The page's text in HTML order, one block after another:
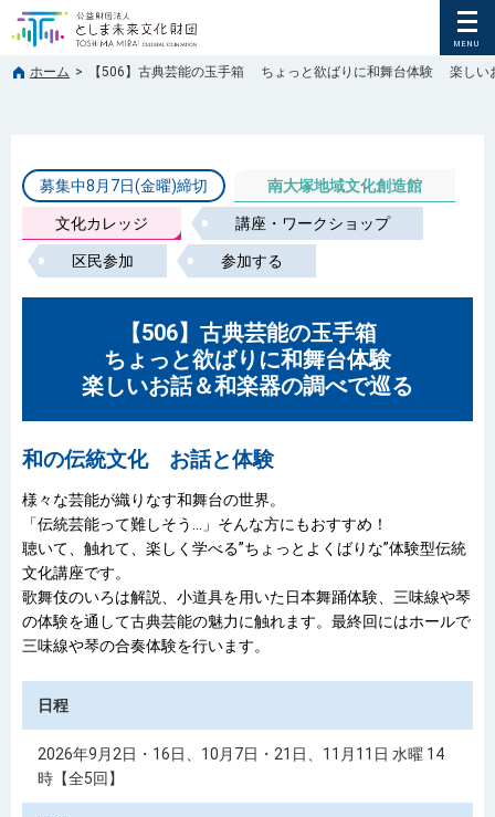
ホーム > 【506】古典芸能の玉手箱 ちょっと欲ばりに和舞台体験 楽しい
募集中8月7日(金曜)締切 南大塚地域文化創造館
文化カレッジ 講座・ワークショップ
区民参加 参加する
【506】古典芸能の玉手箱
ちょっと欲ばりに和舞台体験
楽しいお話＆和楽器の調べで巡る
和の伝統文化 お話と体験
様々な芸能が織りなす和舞台の世界。
「伝統芸能って難しそう…」そんな方にもおすすめ！
聴いて、触れて、楽しく学べる”ちょっとよくばりな”体験型伝統
文化講座です。
歌舞伎のいろは解説、小道具を用いた日本舞踊体験、三味線や琴
の体験を通して古典芸能の魅力に触れます。最終回にはホールで
三味線や琴の合奏体験を行います。
日程
2026年9月2日・16日、10月7日・21日、11月11日 水曜 14
時【全5回】